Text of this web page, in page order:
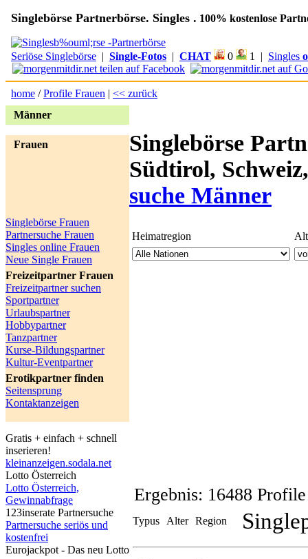
Singlebörse Partnerbörse. Singles . 100% kostenlose
Seriöse Singlebörse | Single-Fotos | CHAT 0 1 | Singles
home /Profile Frauen | << zurück
Männer
Frauen
Singlebörse Frauen
Partnersuche Frauen
Singles online Frauen
Neue Single Frauen
Freizeitpartner Frauen
Freizeitpartner suchen
Sportpartner
Urlaubspartner
Hobbypartner
Tanzpartner
Kurse-Bildungspartner
Kultur-Eventpartner
Erotikpartner finden
Seitensprung
Kontaktanzeigen
Gratis + einfach + schnell
inserieren!
kleinanzeigen.sodala.net
Lotto Österreich
Lotto Österreich,
Gewinnabfrage
123inserate Partnersuche
Partnersuche seriös und
kostenfrei
Eurojackpot - Das neu Lotto
Singlebörse
Südtirol,
suche Männer
Heimatregion
Ergebnis: 16488 Profile
Typus Alter Region